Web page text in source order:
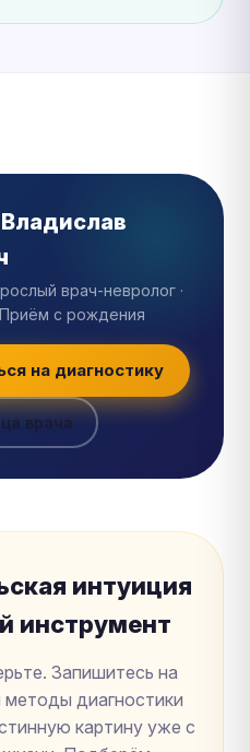
врач-невролог ·
с рождения
на диагностику
врача
интуиция
инструмент
Запишитесь на
диагностики
картину уже с